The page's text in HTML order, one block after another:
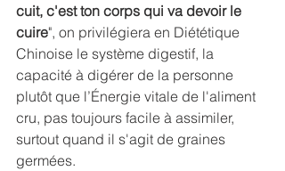
cuit, c'est ton corps qui va devoir le
cuire", on privilégiera en Diététique
Chinoise le système digestif, la
capacité à digérer de la personne
plutôt que l’Énergie vitale de l'aliment
cru, pas toujours facile à assimiler,
surtout quand il s'agit de graines
germées.